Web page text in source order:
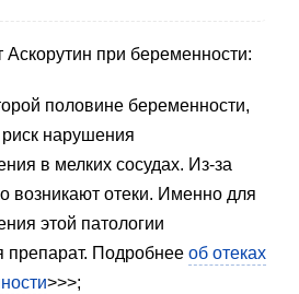
Аскорутин при беременности:
половине беременности,
нарушения
в мелких сосудах. Из-за
возникают отеки. Именно для
этой патологии
препарат. Подробнее об отеках
>>>;